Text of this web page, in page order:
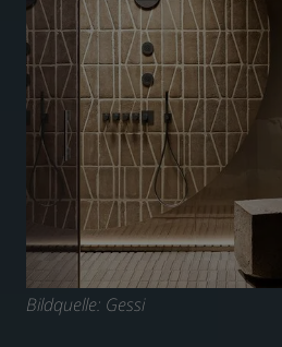
Bildquelle: Gessi